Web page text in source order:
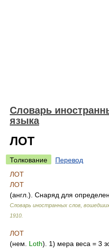
Словарь
языка
ЛОТ
Толкование
Перевод
ЛОТ
ЛОТ
(англ.). Снаряд для
Словарь иностранных слов,
1910
ЛОТ
(нем. Loth). 1) мера веса = 3